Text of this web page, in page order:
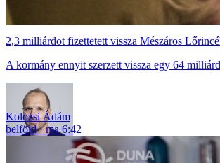
2,3 milliárdot fizettetett vissza Mészáros
A kormány ennyit szerzett vissza egy 64
Kolozsi Ádám
belföld
ma 6:42